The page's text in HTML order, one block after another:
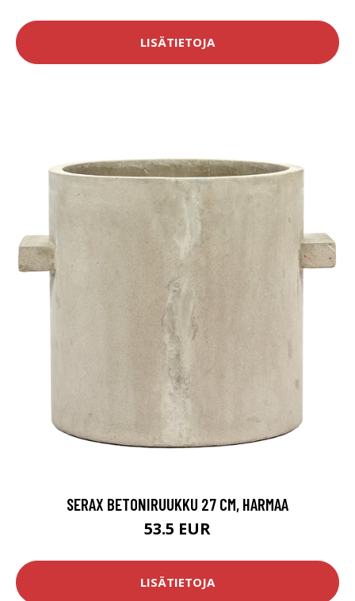
LISÄTIETOJA
SERAX BETONIRUUKKU 27 CM, HARMAA
53.5 EUR
LISÄTIETOJA